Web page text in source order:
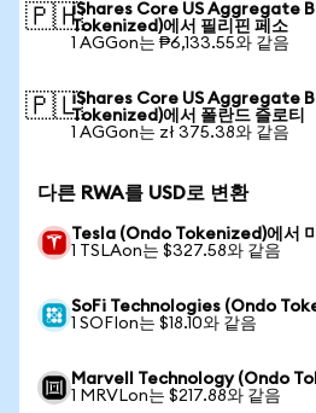
🇵🇭iShares Core US Aggregate
Tokenized)에서 필리핀 페소
1 AGGon는 ₱6,133.55와 같음
🇵🇱iShares Core US Aggregate
Tokenized)에서 폴란드 즐로티
1 AGGon는 zł 375.38와 같음
다른 RWA를 USD로 변환
Tesla (Ondo Tokenized)에서
1 TSLAon는 $327.58와 같음
SoFi Technologies (Ondo
1 SOFIon는 $18.10와 같음
Marvell Technology (Ondo
1 MRVLon는 $217.88와 같음